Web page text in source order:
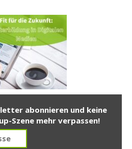
abonnieren und keine
Szene mehr verpassen!